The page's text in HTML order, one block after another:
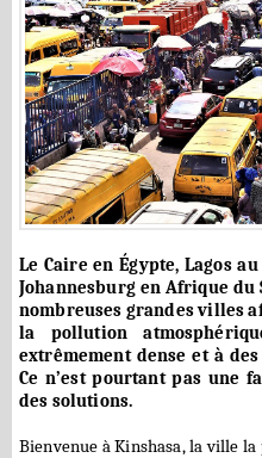
Le Caire en Égypte, Lagos au Nigeria, Marrakech au Maroc,
Johannesburg en Afrique du
nombreuses grandes villes
la pollution
extrêmement dense et à
Ce n’est pourtant pas une
des solutions.
Bienvenue à Kinshasa, la ville